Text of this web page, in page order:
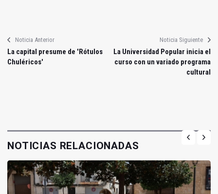
Noticia Anterior
La capital presume de 'Rótulos
Chuléricos'
Noticia Siguiente
La Universidad Popular inicia el
curso con un variado programa
cultural
NOTICIAS RELACIONADAS